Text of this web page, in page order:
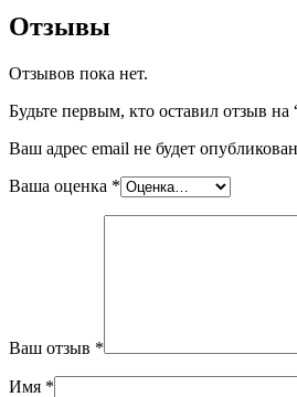
Отзывы
Отзывов пока нет.
Будьте первым, кто оставил отзыв
Ваш адрес email не будет
Ваша оценка *
Ваш отзыв *
Имя *